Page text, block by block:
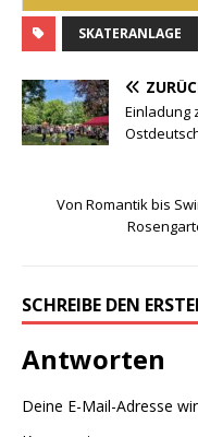
SKATERANLAGE
Einladung
Von Romantik bis
SCHREIBE DEN
Antworten
Deine E-Mail-Adresse